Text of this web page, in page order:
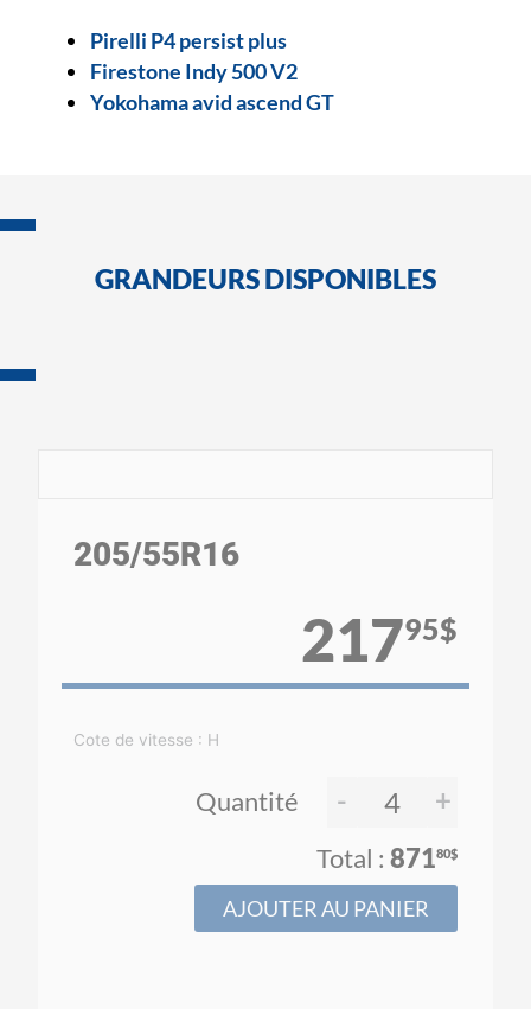
Pirelli P4 persist plus
Firestone Indy 500 V2
Yokohama avid ascend GT
GRANDEURS DISPONIBLES
205/55R16
21795$
Cote de vitesse : H
Quantité - +
87180$
AJOUTER AU PANIER